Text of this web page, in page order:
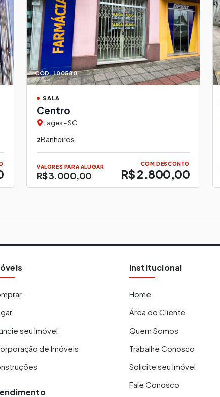
CÓD. L00580
SALA
Centro
Lages - SC
2Banheiros
VALORES PARA ALUGAR
R$ 3.000,00
COM DESCONTO
R$ 2.800,00
seu Imóvel
de Imóveis
Institucional
Home
Área do Cliente
Quem Somos
Trabalhe Conosco
Solicite seu Imóvel
Fale Conosco